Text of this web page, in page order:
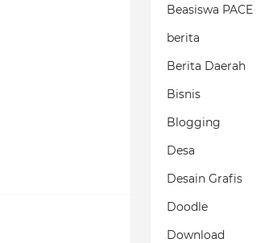
Beasiswa PACE
berita
Berita Daerah
Bisnis
Blogging
Desa
Desain Grafis
Doodle
Download